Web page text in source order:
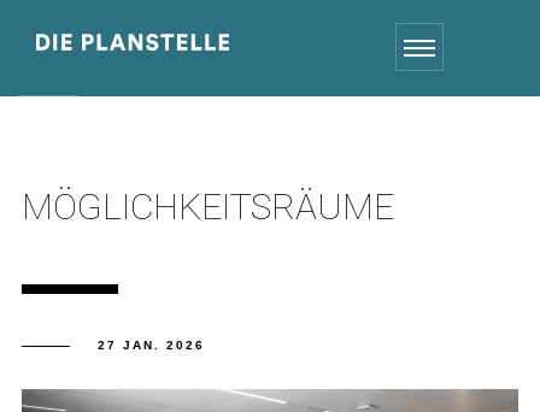
MÖGLICHKEITSRÄUME
27 JAN. 2026